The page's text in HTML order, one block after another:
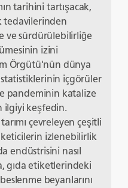
tarihini tartışacak,
tedavilerinden
ve sürdürülebilirliğe
izini
Örgütü'nün dünya
içgörüler
pandeminin katalize
ilgiyi keşfedin.
çevreleyen çeşitli
izlenebilirlik
endüstrisini nasıl
gıda etiketlerindeki
beyanlarını